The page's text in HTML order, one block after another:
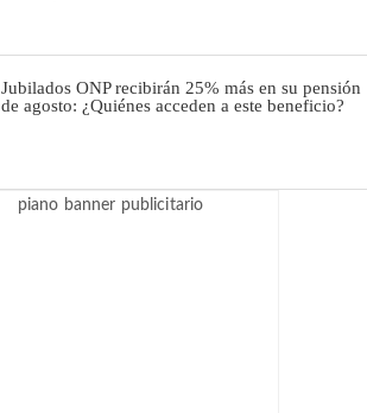
Jubilados ONP recibirán 25% más en su pensión
de agosto: ¿Quiénes acceden a este beneficio?